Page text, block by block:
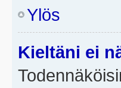
Ylös
Kieltäni ei